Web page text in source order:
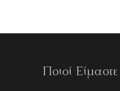
Ποιοί Είμαστε